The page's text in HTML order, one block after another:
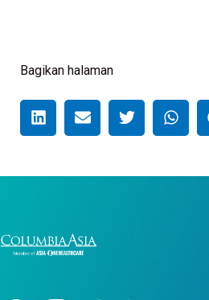
Bagikan halaman